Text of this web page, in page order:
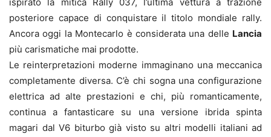
posteriore capace di conquistare il titolo mondiale rally.
Ancora oggi la Montecarlo è considerata una delle Lancia
più carismatiche mai prodotte.
Le reinterpretazioni moderne immaginano una meccanica
completamente diversa. C’è chi sogna una configurazione
elettrica ad alte prestazioni e chi, più romanticamente,
continua a fantasticare su una versione ibrida spinta
magari dal V6 biturbo già visto su altri modelli italiani ad